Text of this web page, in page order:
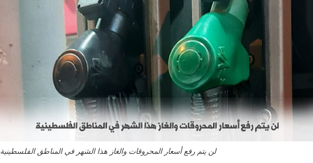
لن يتم رفع أسعار المحروقات والغاز هذا الشهر في المناطق الفلسطينية